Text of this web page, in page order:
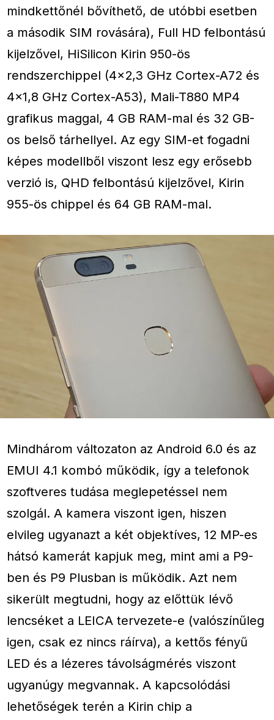
mindkettőnél bővíthető, de utóbbi esetben
a második SIM rovására), Full HD felbontású
kijelzővel, HiSilicon Kirin 950-ös
rendszerchippel (4×2,3 GHz Cortex-A72 és
4×1,8 GHz Cortex-A53), Mali-T880 MP4
grafikus maggal, 4 GB RAM-mal és 32 GB-
os belső tárhellyel. Az egy SIM-et fogadni
képes modellből viszont lesz egy erősebb
verzió is, QHD felbontású kijelzővel, Kirin
955-ös chippel és 64 GB RAM-mal.
Mindhárom változaton az Android 6.0 és az
EMUI 4.1 kombó működik, így a telefonok
szoftveres tudása meglepetéssel nem
szolgál. A kamera viszont igen, hiszen
elvileg ugyanazt a két objektíves, 12 MP-es
hátsó kamerát kapjuk meg, mint ami a P9-
ben és P9 Plusban is működik. Azt nem
sikerült megtudni, hogy az előttük lévő
lencséket a LEICA tervezete-e (valószínűleg
igen, csak ez nincs ráírva), a kettős fényű
LED és a lézeres távolságmérés viszont
ugyanúgy megvannak. A kapcsolódási
lehetőségek terén a Kirin chip a